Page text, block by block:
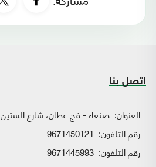
اتصل بنا
العنوان: صنعاء - فج عطان، شارع الستين
رقم التلفون: 9671450121
رقم التلفون: 9671445993